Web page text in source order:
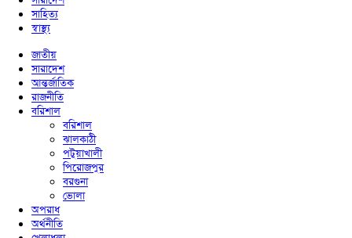
সাহিত্য
স্বাস্থ্য
জাতীয়
সারাদেশ
আন্তর্জাতিক
রাজনীতি
বরিশাল
বরিশাল
ঝালকাঠী
পটুয়াখালী
পিরোজপুর
বরগুনা
ভোলা
অপরাধ
অর্থনীতি